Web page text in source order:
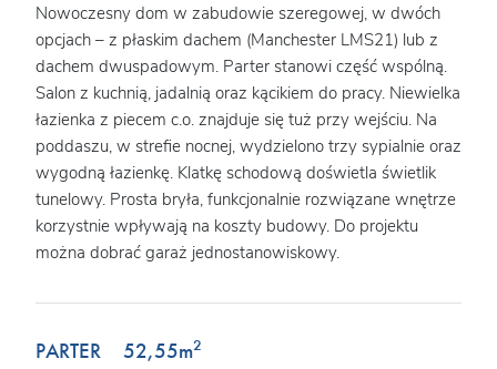
Nowoczesny dom w zabudowie szeregowej, w dwóch
opcjach – z płaskim dachem (Manchester LMS21) lub z
dachem dwuspadowym. Parter stanowi część wspólną.
Salon z kuchnią, jadalnią oraz kącikiem do pracy. Niewielka
łazienka z piecem c.o. znajduje się tuż przy wejściu. Na
poddaszu, w strefie nocnej, wydzielono trzy sypialnie oraz
wygodną łazienkę. Klatkę schodową doświetla świetlik
tunelowy. Prosta bryła, funkcjonalnie rozwiązane wnętrze
korzystnie wpływają na koszty budowy. Do projektu
można dobrać garaż jednostanowiskowy.
PARTER 52,55m2